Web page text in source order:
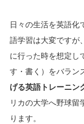
日々の生活を英語化
語学習は大変ですが
に行った時を想定し
す・書く）をバラン
げる英語トレーニン
リカの大学へ野球
ります。